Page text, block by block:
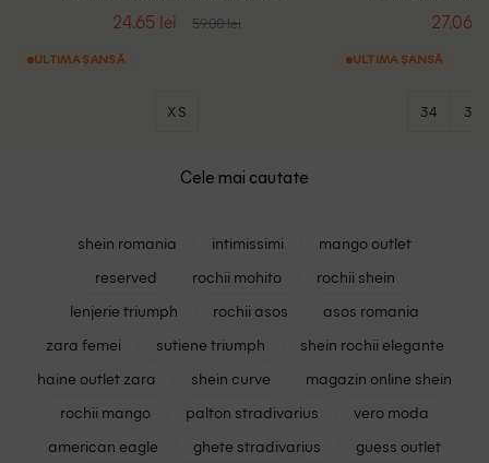
24.65 lei 59.00 lei
ULTIMA ȘANSĂ
XS
27.06
ULTIMA ȘANSĂ
34 36
Cele mai cautate
shein romania intimissimi
mango outlet
reserved
rochii mohito
rochii shein
lenjerie triumph
rochii asos
asos romania
zara femei
sutiene triumph
shein rochii elegante
haine outlet zara
shein curve
magazin online shein
rochii mango
palton stradivarius
vero moda
american eagle
ghete stradivarius
guess outlet